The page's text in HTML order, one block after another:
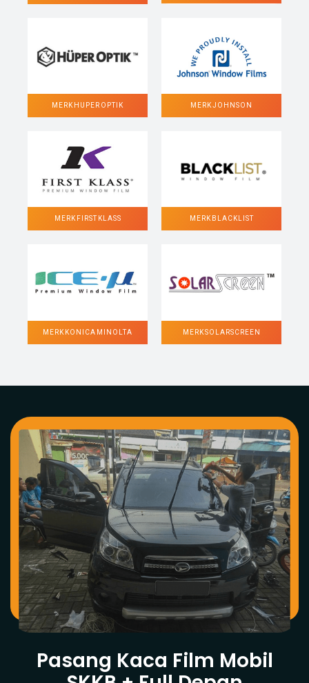
MERK HUPER OPTIK MERK JOHNSON
MERK FIRST KLASS MERK BLACKLIST
MERK KONICA MINOLTA MERK SOLARSCREEN
Pasang Kaca Film Mobil